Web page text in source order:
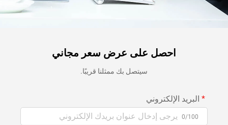
احصل على عرض سعر مجاني
سيتصل بك ممثلنا قريبًا.
البريد الإلكتروني
0/100